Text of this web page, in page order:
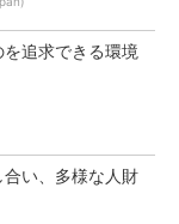
を追求できる環境
い、多様な人財